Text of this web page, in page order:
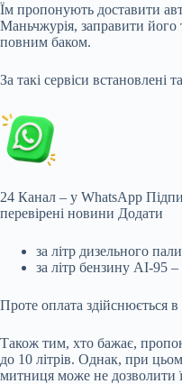
Їм пропонують доставити
Маньчжурія, заправити
повним баком.
За такі сервіси встановлені
24 Канал – у WhatsApp
перевірені новини Додати
за літр дизельного
за літр бензину АІ-95
Проте оплата здійснюється
Також тим, хто бажає,
до 10 літрів. Однак, при
митниця може не дозволити